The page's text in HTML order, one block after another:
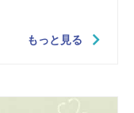
もっと見る